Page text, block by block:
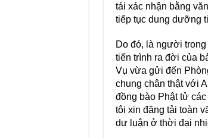
tái xác nhận bằng
tiếp tục dung dưỡng
Do đó, là người
tiến trình ra đời của
Vụ vừa gửi đến
chung chân thật với
đồng bào Phật tử
tôi xin đăng tải toàn
dư luận ở thời đại